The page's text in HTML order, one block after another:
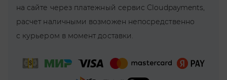
на сайте через платежный сервис Cloudpayments,
расчет наличными возможен непосредственно
с курьером в момент доставки.